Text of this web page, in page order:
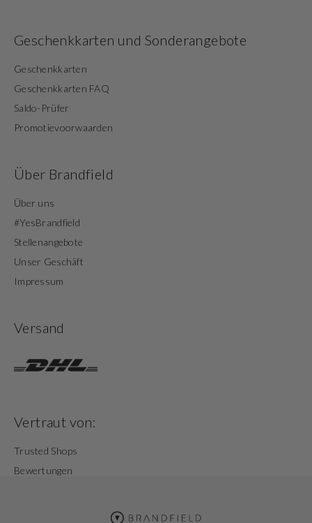
Geschenkkarten und Sonderangebote
Geschenkkarten
Geschenkkarten FAQ
Saldo-Prüfer
Promotievoorwaarden
Über Brandfield
Über uns
#YesBrandfield
Stellenangebote
Unser Geschäft
Impressum
Versand
Vertraut von:
Trusted Shops
Bewertungen